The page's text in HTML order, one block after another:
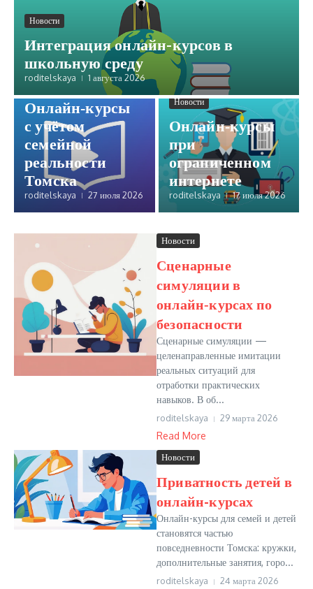
Новости
Интеграция онлайн-курсов в
школьную среду
roditelskaya 1 августа 2026
Новости
Онлайн‑курсы
с учётом
семейной
реальности
Томска
roditelskaya 27 июля 2026
Новости
Онлайн‑курсы
при
ограниченном
интернете
roditelskaya 17 июля 2026
Новости
Сценарные
симуляции в
онлайн‑курсах по
безопасности
Сценарные симуляции —
целенаправленные имитации
реальных ситуаций для
отработки практических
навыков. В об...
roditelskaya 29 марта 2026
Read More
Новости
Приватность детей в
онлайн-курсах
Онлайн-курсы для семей и детей
становятся частью
повседневности Томска: кружки,
дополнительные занятия, горо...
roditelskaya 24 марта 2026